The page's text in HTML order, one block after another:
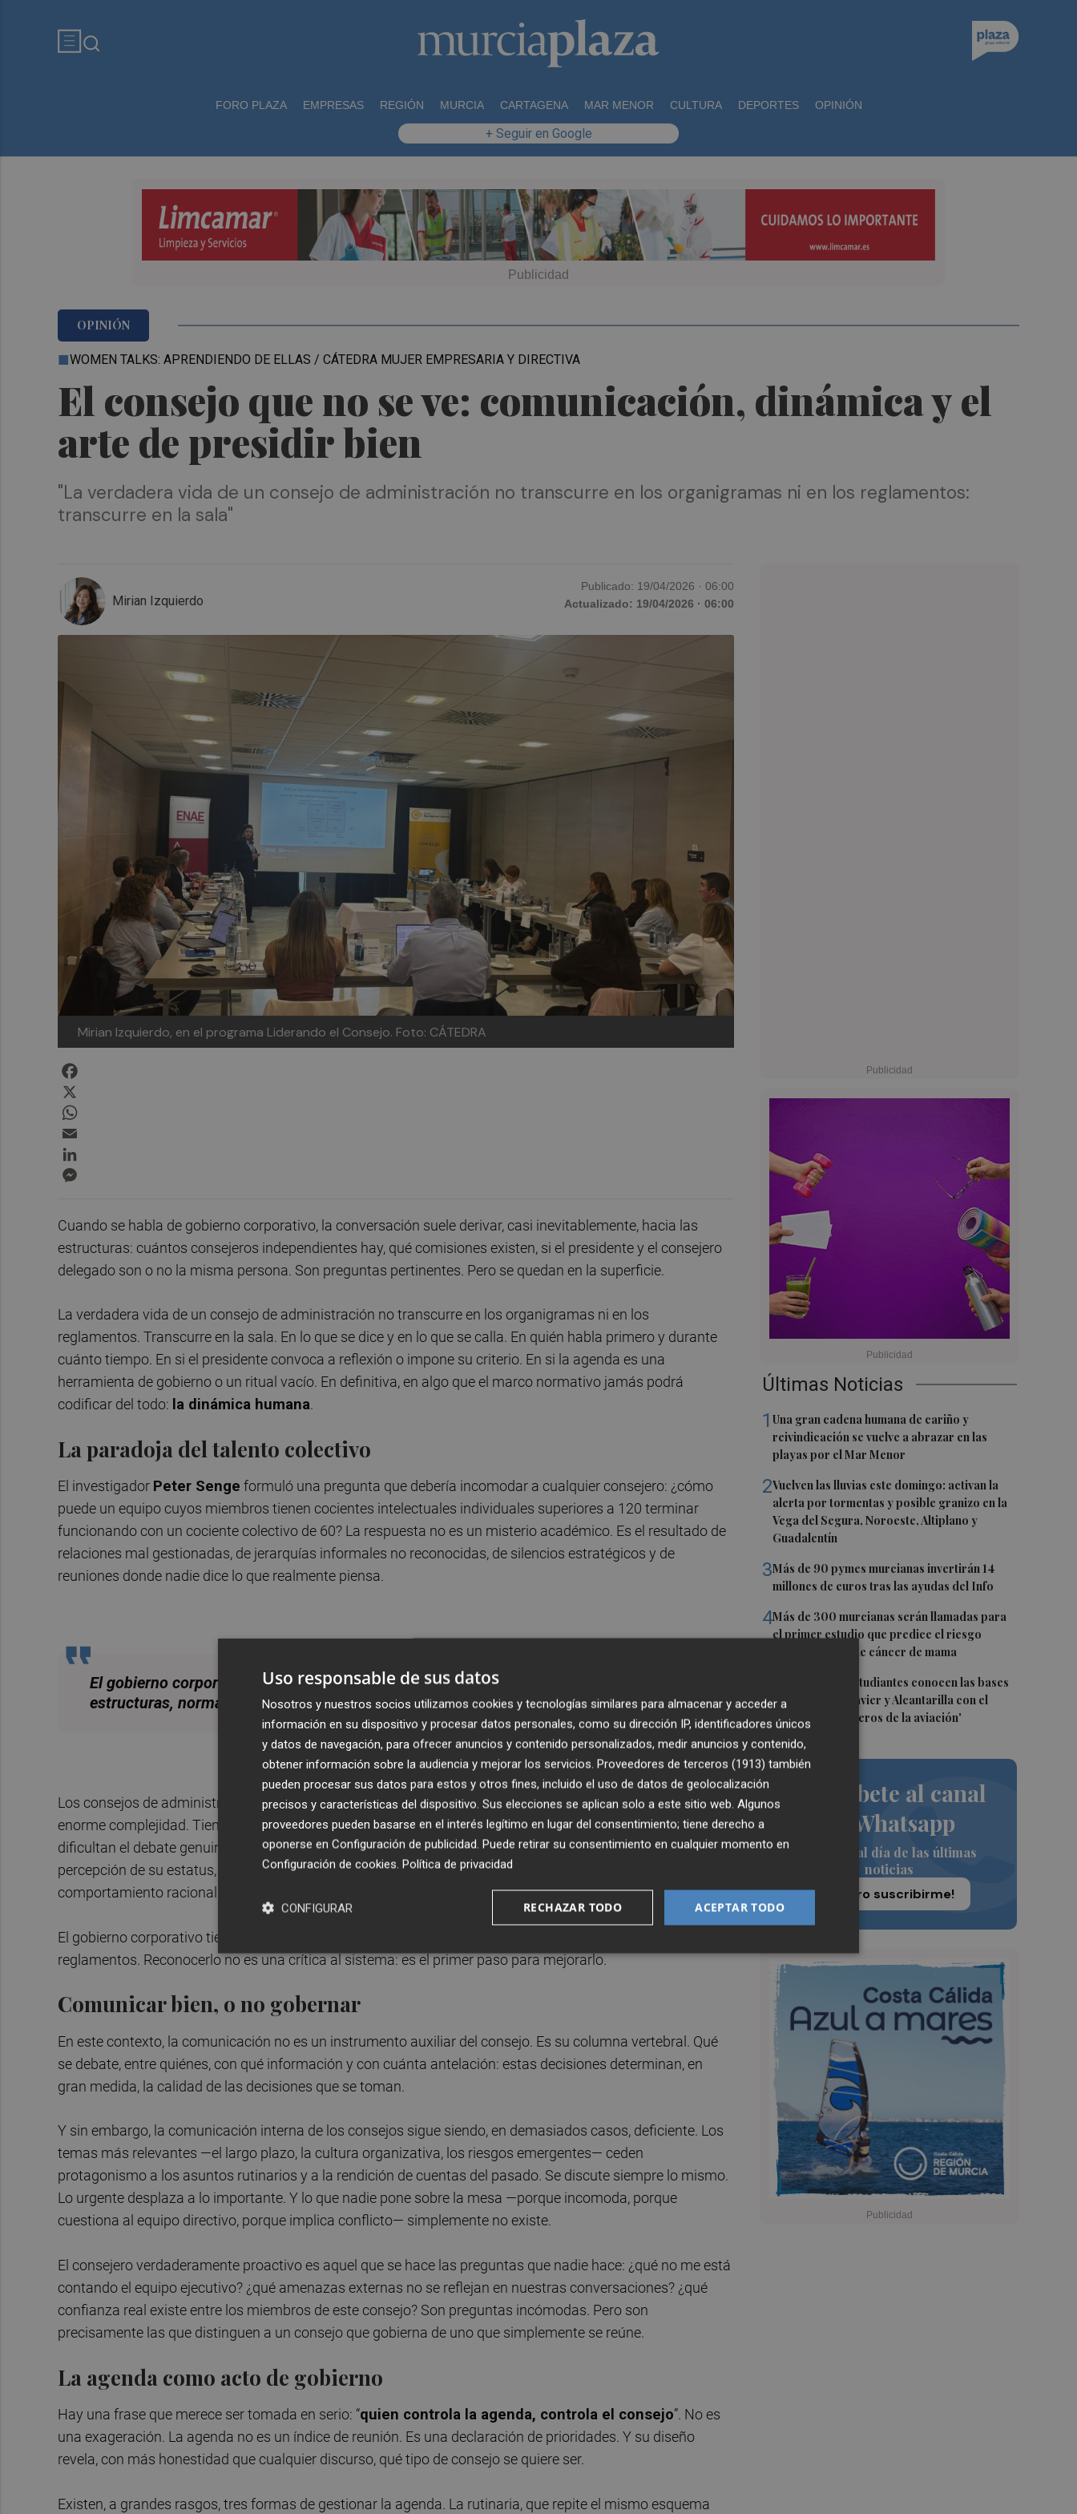
FORO PLAZA EMPRESAS REGIÓN MURCIA CARTAGENA MAR MENOR CULTURA DEPORTES OPINIÓN
+ Seguir en Google
El consejo que no se ve: comunicación, dinámica y el
arte de presidir bien
OPINIÓN
WOMEN TALKS: APRENDIENDO DE ELLAS / CÁTEDRA MUJER EMPRESARIA Y DIRECTIVA
"La verdadera vida de un consejo de administración no transcurre en los organigramas ni en los reglamentos:
transcurre en la sala"
Mirian Izquierdo
Publicado: 19/04/2026 · 06:00
Actualizado: 19/04/2026 · 06:00
Mirian Izquierdo, en el programa Liderando el Consejo. Foto: CÁTEDRA
Últimas Noticias
1Una gran cadena humana de cariño y
reivindicación se vuelve a abrazar en las
playas por el Mar Menor
2Vuelven las lluvias este domingo: activan la
alerta por tormentas y posible granizo en la
Vega del Segura, Noroeste, Altiplano y
Guadalentín
3Más de 90 pymes murcianas invertirán 14
millones de euros tras las ayudas del Info
4Más de 300 murcianas serán llamadas para
el primer estudio que predice el riesgo
personalizado de cáncer de mama
Más de 1.800 estudiantes conocen las bases
aéreas de San Javier y Alcantarilla con el
programa 'Pioneros de la aviación'
Suscríbete al canal
de Whatsapp
Siempre al día de las últimas
noticias
¡Quiero suscribirme!
Cuando se habla de gobierno corporativo, la conversación suele derivar, casi inevitablemente, hacia las
estructuras: cuántos consejeros independientes hay, qué comisiones existen, si el presidente y el consejero
delegado son o no la misma persona. Son preguntas pertinentes. Pero se quedan en la superficie.
La verdadera vida de un consejo de administración no transcurre en los organigramas ni en los
reglamentos. Transcurre en la sala. En lo que se dice y en lo que se calla. En quién habla primero y durante
cuánto tiempo. En si el presidente convoca a reflexión o impone su criterio. En si la agenda es una
herramienta de gobierno o un ritual vacío. En definitiva, en algo que el marco normativo jamás podrá
codificar del todo: la dinámica humana.
La paradoja del talento colectivo
El investigador Peter Senge formuló una pregunta que debería incomodar a cualquier consejero: ¿cómo
puede un equipo cuyos miembros tienen cocientes intelectuales individuales superiores a 120 terminar
funcionando con un cociente colectivo de 60? La respuesta no es un misterio académico. Es el resultado de
relaciones mal gestionadas, de jerarquías informales no reconocidas, de silencios estratégicos y de
reuniones donde nadie dice lo que realmente piensa.
El gobierno corporativo tiene más que ver con el comportamiento humano que con
estructuras, normas y reglamentos"
Los consejos de administración son grupos de élite que toman decisiones episódicas sobre asuntos de
enorme complejidad. Tienen poco tiempo, muchos miembros y restricciones formales que a menudo
dificultan el debate genuino. El resultado es que el comportamiento real del consejero —influido por la
percepción de su estatus, por los juegos de poder, por el miedo a disentir— se aleja con frecuencia del
comportamiento racional que todos asumen.
El gobierno corporativo tiene más que ver con el comportamiento humano que con estructuras, normas y
reglamentos. Reconocerlo no es una crítica al sistema: es el primer paso para mejorarlo.
Comunicar bien, o no gobernar
En este contexto, la comunicación no es un instrumento auxiliar del consejo. Es su columna vertebral. Qué
se debate, entre quiénes, con qué información y con cuánta antelación: estas decisiones determinan, en
gran medida, la calidad de las decisiones que se toman.
Y sin embargo, la comunicación interna de los consejos sigue siendo, en demasiados casos, deficiente. Los
temas más relevantes —el largo plazo, la cultura organizativa, los riesgos emergentes— ceden
protagonismo a los asuntos rutinarios y a la rendición de cuentas del pasado. Se discute siempre lo mismo.
Lo urgente desplaza a lo importante. Y lo que nadie pone sobre la mesa —porque incomoda, porque
cuestiona al equipo directivo, porque implica conflicto— simplemente no existe.
El consejero verdaderamente proactivo es aquel que se hace las preguntas que nadie hace: ¿qué no me está
contando el equipo ejecutivo? ¿qué amenazas externas no se reflejan en nuestras conversaciones? ¿qué
confianza real existe entre los miembros de este consejo? Son preguntas incómodas. Pero son
precisamente las que distinguen a un consejo que gobierna de uno que simplemente se reúne.
La agenda como acto de gobierno
Hay una frase que merece ser tomada en serio: “quien controla la agenda, controla el consejo”. No es
una exageración. La agenda no es un índice de reunión. Es una declaración de prioridades. Y su diseño
revela, con más honestidad que cualquier discurso, qué tipo de consejo se quiere ser.
Existen, a grandes rasgos, tres formas de gestionar la agenda. La rutinaria, que repite el mismo esquema
Uso responsable de sus datos
Nosotros y nuestros socios utilizamos cookies y tecnologías similares para almacenar y acceder a
información en su dispositivo y procesar datos personales, como su dirección IP, identificadores únicos
y datos de navegación, para ofrecer anuncios y contenido personalizados, medir anuncios y contenido,
obtener información sobre la audiencia y mejorar los servicios. Proveedores de terceros (1913) también
pueden procesar sus datos para estos y otros fines, incluido el uso de datos de geolocalización
precisos y características del dispositivo. Sus elecciones se aplican solo a este sitio web. Algunos
proveedores pueden basarse en el interés legítimo en lugar del consentimiento; tiene derecho a
oponerse en Configuración de publicidad. Puede retirar su consentimiento en cualquier momento en
Configuración de cookies. Política de privacidad
ACEPTAR TODO
RECHAZAR TODO
CONFIGURAR